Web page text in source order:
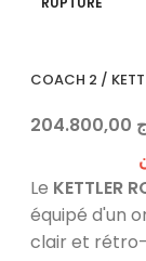
COACH 2 /
Le KETTLER
équipé d'un
clair et